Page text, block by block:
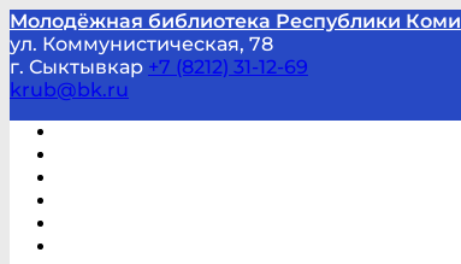
Молодёжная библиотека Республики Коми
ул. Коммунистическая, 78
г. Сыктывкар +7 (8212) 31-12-69
krub@bk.ru